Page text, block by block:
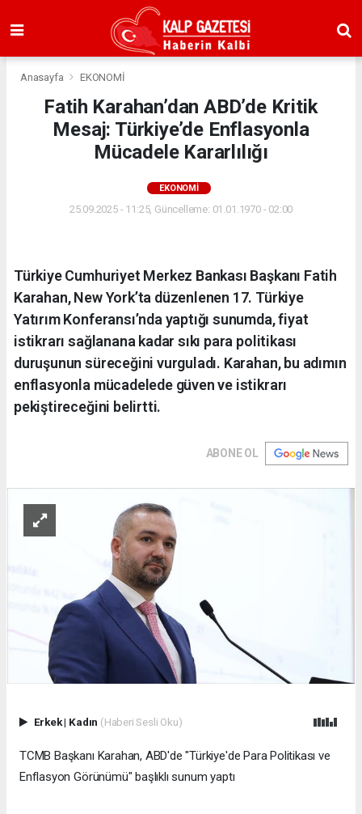
Anasayfa EKONOMİ
Fatih Karahan’dan ABD’de Kritik
Mesaj: Türkiye’de Enflasyonla
Mücadele Kararlılığı
EKONOMİ
25.09.2025 - 11:25, Güncelleme: 01.01.1970 - 02:00
Türkiye Cumhuriyet Merkez Bankası Başkanı Fatih
Karahan, New York’ta düzenlenen 17. Türkiye
Yatırım Konferansı’nda yaptığı sunumda, fiyat
istikrarı sağlanana kadar sıkı para politikası
duruşunun süreceğini vurguladı. Karahan, bu adımın
enflasyonla mücadelede güven ve istikrarı
pekiştireceğini belirtti.
ABONE OL
Erkek| Kadın (Haberi Sesli Oku)
TCMB Başkanı Karahan, ABD'de "Türkiye'de Para Politikası ve
Enflasyon Görünümü" başlıklı sunum yaptı